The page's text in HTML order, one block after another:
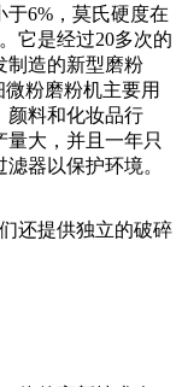
6%，莫氏硬度在
它是经过20多次的
制造的新型磨粉
粉磨粉机主要用
颜料和化妆品行
大，并且一年只
器以保护环境。
还提供独立的破碎